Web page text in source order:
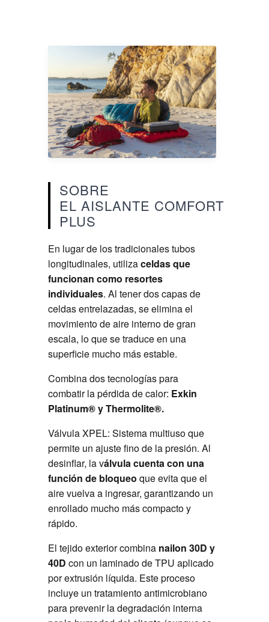
SOBRE
EL AISLANTE COMFORT
PLUS
En lugar de los tradicionales tubos
longitudinales, utilizaceldas que
funcionan como resortes
individuales. Al tener dos capas de
celdas entrelazadas, se elimina el
movimiento de aire interno de gran
escala, lo que se traduce en una
superficie mucho más estable.
Combina dos tecnologías para
combatir la pérdida de calor: Exkin
Platinum® y Thermolite®.
Válvula XPEL: Sistema multiuso que
permite un ajuste fino de la presión. Al
desinflar, la válvula cuenta con una
función de bloqueo que evita que el
aire vuelva a ingresar, garantizando un
enrollado mucho más compacto y
rápido.
El tejido exterior combina nailon 30D y
40D con un laminado de TPU aplicado
por extrusión líquida. Este proceso
incluye un tratamiento antimicrobiano
para prevenir la degradación interna